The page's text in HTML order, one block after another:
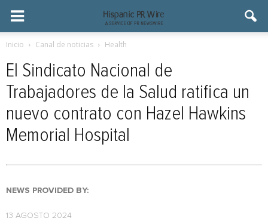
Inicio Canal de noticias Health
El Sindicato Nacional de
Trabajadores de la Salud ratifica un
nuevo contrato con Hazel Hawkins
Memorial Hospital
NEWS PROVIDED BY:
13 AGOSTO 2024